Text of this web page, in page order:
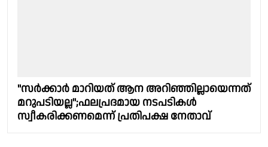
"സർക്കാർ മാറിയത് ആന അറിഞ്ഞില്ലായെന്നത്
മറുപടിയല്ല";ഫലപ്രദമായ നടപടികൾ
സ്വീകരിക്കണമെന്ന് പ്രതിപക്ഷ നേതാവ്